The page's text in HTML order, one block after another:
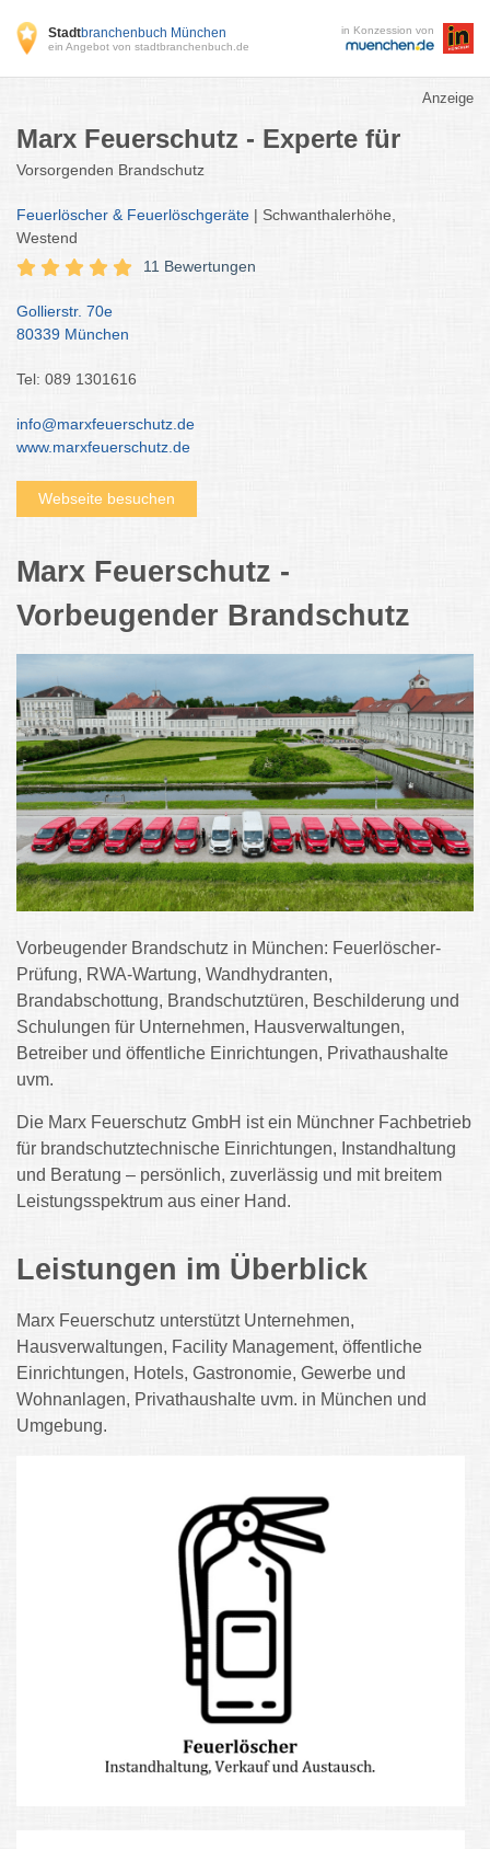
Stadtbranchenbuch München
ein Angebot von stadtbranchenbuch.de
in Konzession von
Anzeige
Marx Feuerschutz - Experte für
Vorsorgenden Brandschutz
Feuerlöscher & Feuerlöschgeräte | Schwanthalerhöhe,
Westend
11 Bewertungen
Gollierstr. 70e
80339 München
Tel: 089 1301616
info@marxfeuerschutz.de
www.marxfeuerschutz.de
Webseite besuchen
Marx Feuerschutz -
Vorbeugender Brandschutz
Vorbeugender Brandschutz in München: Feuerlöscher-
Prüfung, RWA-Wartung, Wandhydranten,
Brandabschottung, Brandschutztüren, Beschilderung und
Schulungen für Unternehmen, Hausverwaltungen,
Betreiber und öffentliche Einrichtungen, Privathaushalte
uvm.
Die Marx Feuerschutz GmbH ist ein Münchner Fachbetrieb
für brandschutztechnische Einrichtungen, Instandhaltung
und Beratung – persönlich, zuverlässig und mit breitem
Leistungsspektrum aus einer Hand.
Leistungen im Überblick
Marx Feuerschutz unterstützt Unternehmen,
Hausverwaltungen, Facility Management, öffentliche
Einrichtungen, Hotels, Gastronomie, Gewerbe und
Wohnanlagen, Privathaushalte uvm. in München und
Umgebung.